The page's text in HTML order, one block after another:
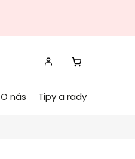
O nás Tipy a rady